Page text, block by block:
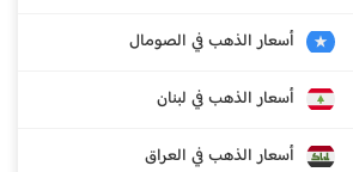
أسعار الذهب في الصومال
أسعار الذهب في لبنان
أسعار الذهب في العراق